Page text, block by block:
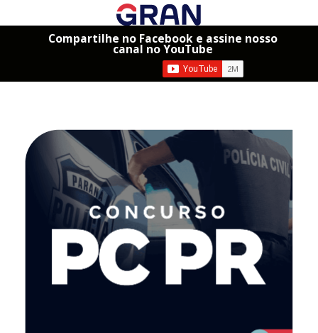
Compartilhe no Facebook e assine nosso
canal no YouTube